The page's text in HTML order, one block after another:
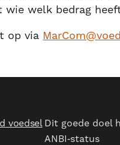
welk bedrag
op via
voedsel Dit goede doel
ANBI‑status